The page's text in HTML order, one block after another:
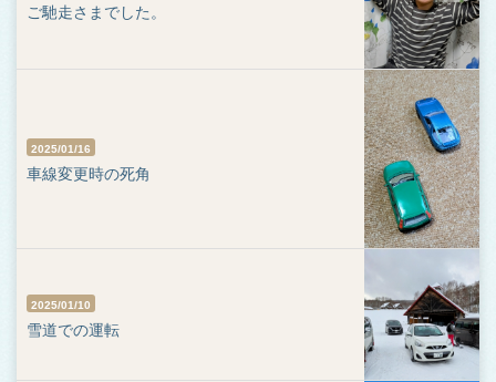
ご馳走さまでした。
2025/01/16
車線変更時の死角
2025/01/10
雪道での運転